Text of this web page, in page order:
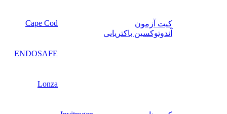
کیت آزمون
آندوتوکسین باکتریایی
Cape Cod
ENDOSAFE
Lonza